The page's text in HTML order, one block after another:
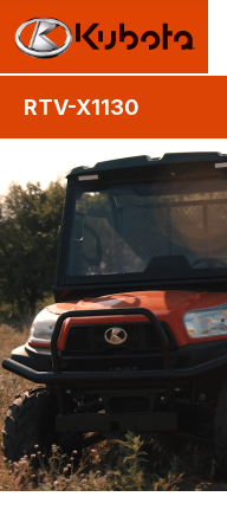
RTV-X1130